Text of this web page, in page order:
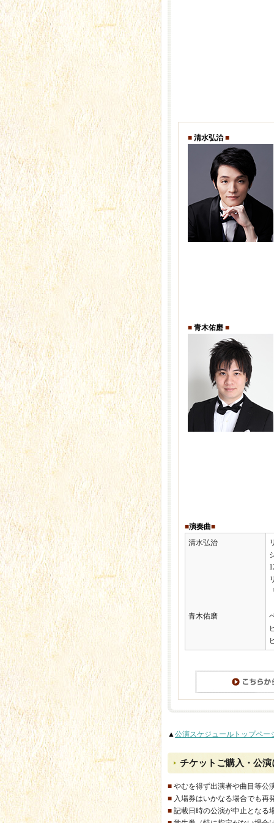
■ 清水弘治■
■ 青木佑磨 ■
■演奏曲■
清水弘治
青木佑磨
▲公演スケジュールトップペー
チケットご購入・公
■ やむを得ず出演者や曲目等公
■ 入場券はいかなる場合でも再
■ 記載日時の公演が中止となる